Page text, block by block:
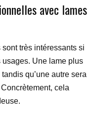
avec lames
très intéressants si
Une lame plus
qu’une autre sera
cela